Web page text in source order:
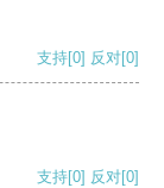
支持[0] 反对[0]
支持[0] 反对[0]